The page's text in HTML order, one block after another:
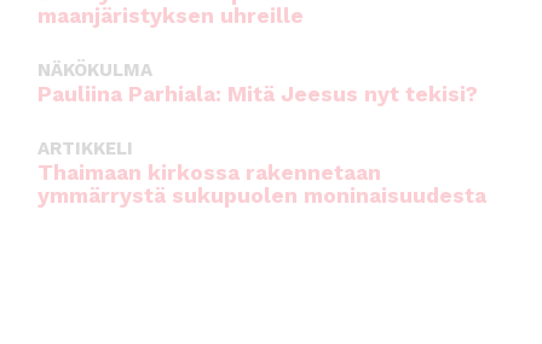
maanjäristyksen uhreille
NÄKÖKULMA
Pauliina Parhiala: Mitä Jeesus nyt tekisi?
ARTIKKELI
Thaimaan kirkossa rakennetaan
ymmärrystä sukupuolen moninaisuudesta